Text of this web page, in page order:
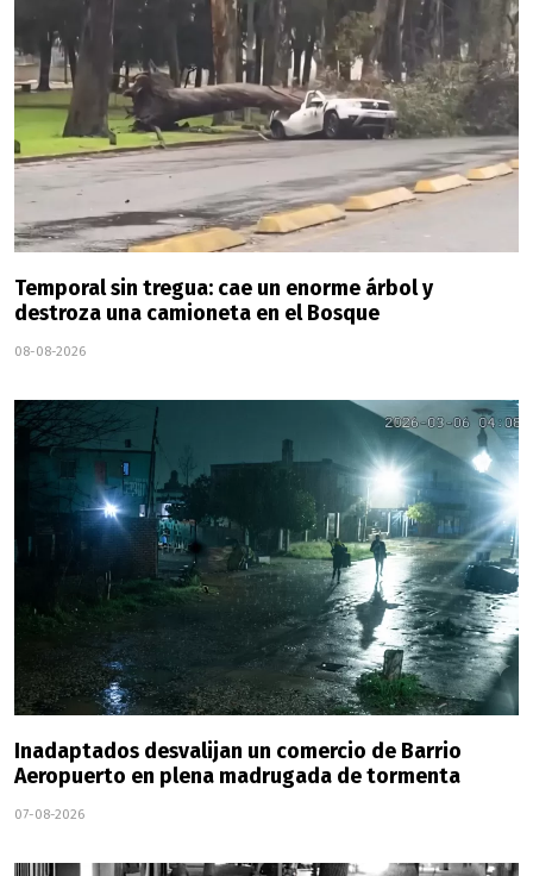
Temporal sin tregua: cae un enorme árbol y
destroza una camioneta en el Bosque
08-08-2026
Inadaptados desvalijan un comercio de Barrio
Aeropuerto en plena madrugada de tormenta
07-08-2026